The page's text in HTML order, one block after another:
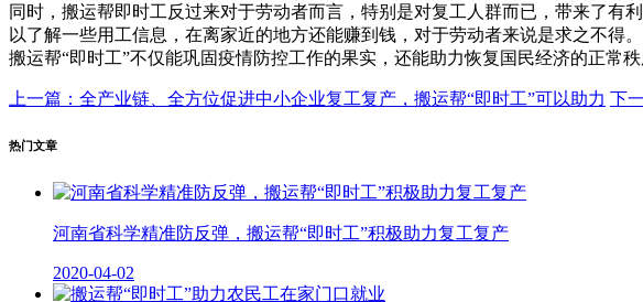
同时，搬运帮即时工反过来对于劳动者而言，特别是对复工人群而已，带来了
以了解一些用工信息，在离家近的地方还能赚到钱，对于劳动者来说是求之不得
搬运帮“即时工”不仅能巩固疫情防控工作的果实，还能助力恢复国民经济的正常秩
上一篇：全产业链、全方位促进中小企业复工复产，搬运帮“即时工”可以助力 下
热门文章
河南省科学精准防反弹，搬运帮“即时工”积极助力复工复产
2020-04-02